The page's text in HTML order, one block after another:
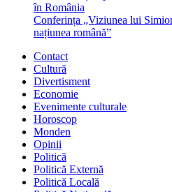
în România
Conferința „Viziunea lui
națiunea română”
Contact
Cultură
Divertisment
Economie
Evenimente culturale
Horoscop
Monden
Opinii
Politică
Politică Externă
Politică Locală